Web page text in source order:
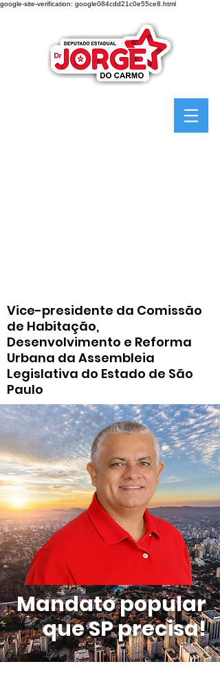
google-site-verification: google084cdd21c0e55ce8.html
Vice-presidente da Comissão
de Habitação,
Desenvolvimento e Reforma
Urbana da Assembleia
Legislativa do Estado de São
Paulo
Mandato popular
que SP precisa!